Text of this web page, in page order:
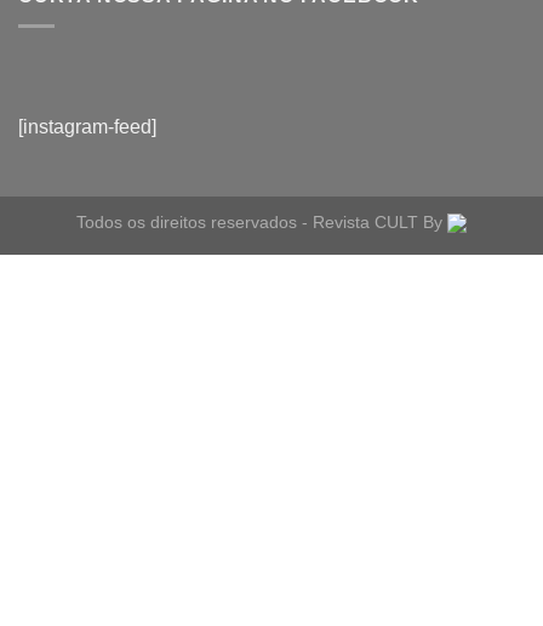
[instagram-feed]
Todos os direitos reservados - Revista CULT By